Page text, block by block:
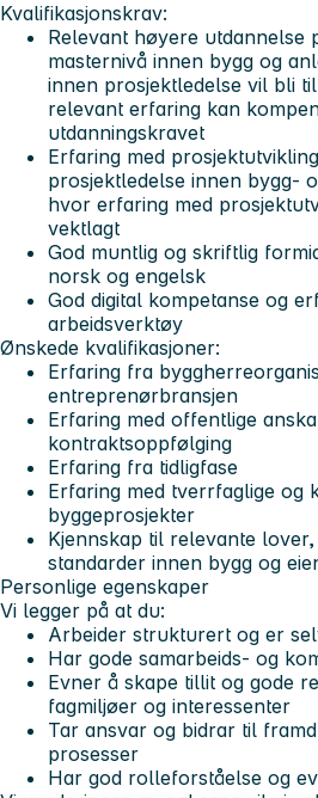
Kvalifikasjonskrav:
Relevant høyere utdannelse
masternivå innen bygg og
innen prosjektledelse vil bli
relevant erfaring kan
utdanningskravet
Erfaring med
prosjektledelse innen bygg-
hvor erfaring med
vektlagt
God muntlig og skriftlig
norsk og engelsk
God digital kompetanse og
arbeidsverktøy
Ønskede kvalifikasjoner:
Erfaring fra
entreprenørbransjen
Erfaring med offentlige
kontraktsoppfølging
Erfaring fra tidligfase
Erfaring med tverrfaglige og
byggeprosjekter
Kjennskap til relevante
standarder innen bygg og
Personlige egenskaper
Vi legger på at du:
Arbeider strukturert og er
Har gode samarbeids- og
Evner å skape tillit og gode
fagmiljøer og interessenter
Tar ansvar og bidrar til
prosesser
Har god rolleforståelse og